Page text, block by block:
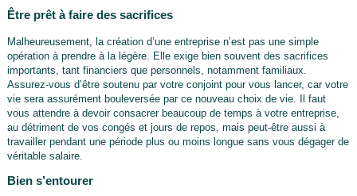
Être prêt à faire des sacrifices
Malheureusement, la création d’une entreprise n’est pas une simple
opération à prendre à la légère. Elle exige bien souvent des sacrifices
importants, tant financiers que personnels, notamment familiaux.
Assurez-vous d’être soutenu par votre conjoint pour vous lancer, car votre
vie sera assurément bouleversée par ce nouveau choix de vie. Il faut
vous attendre à devoir consacrer beaucoup de temps à votre entreprise,
au détriment de vos congés et jours de repos, mais peut-être aussi à
travailler pendant une période plus ou moins longue sans vous dégager de
véritable salaire.
Bien s’entourer